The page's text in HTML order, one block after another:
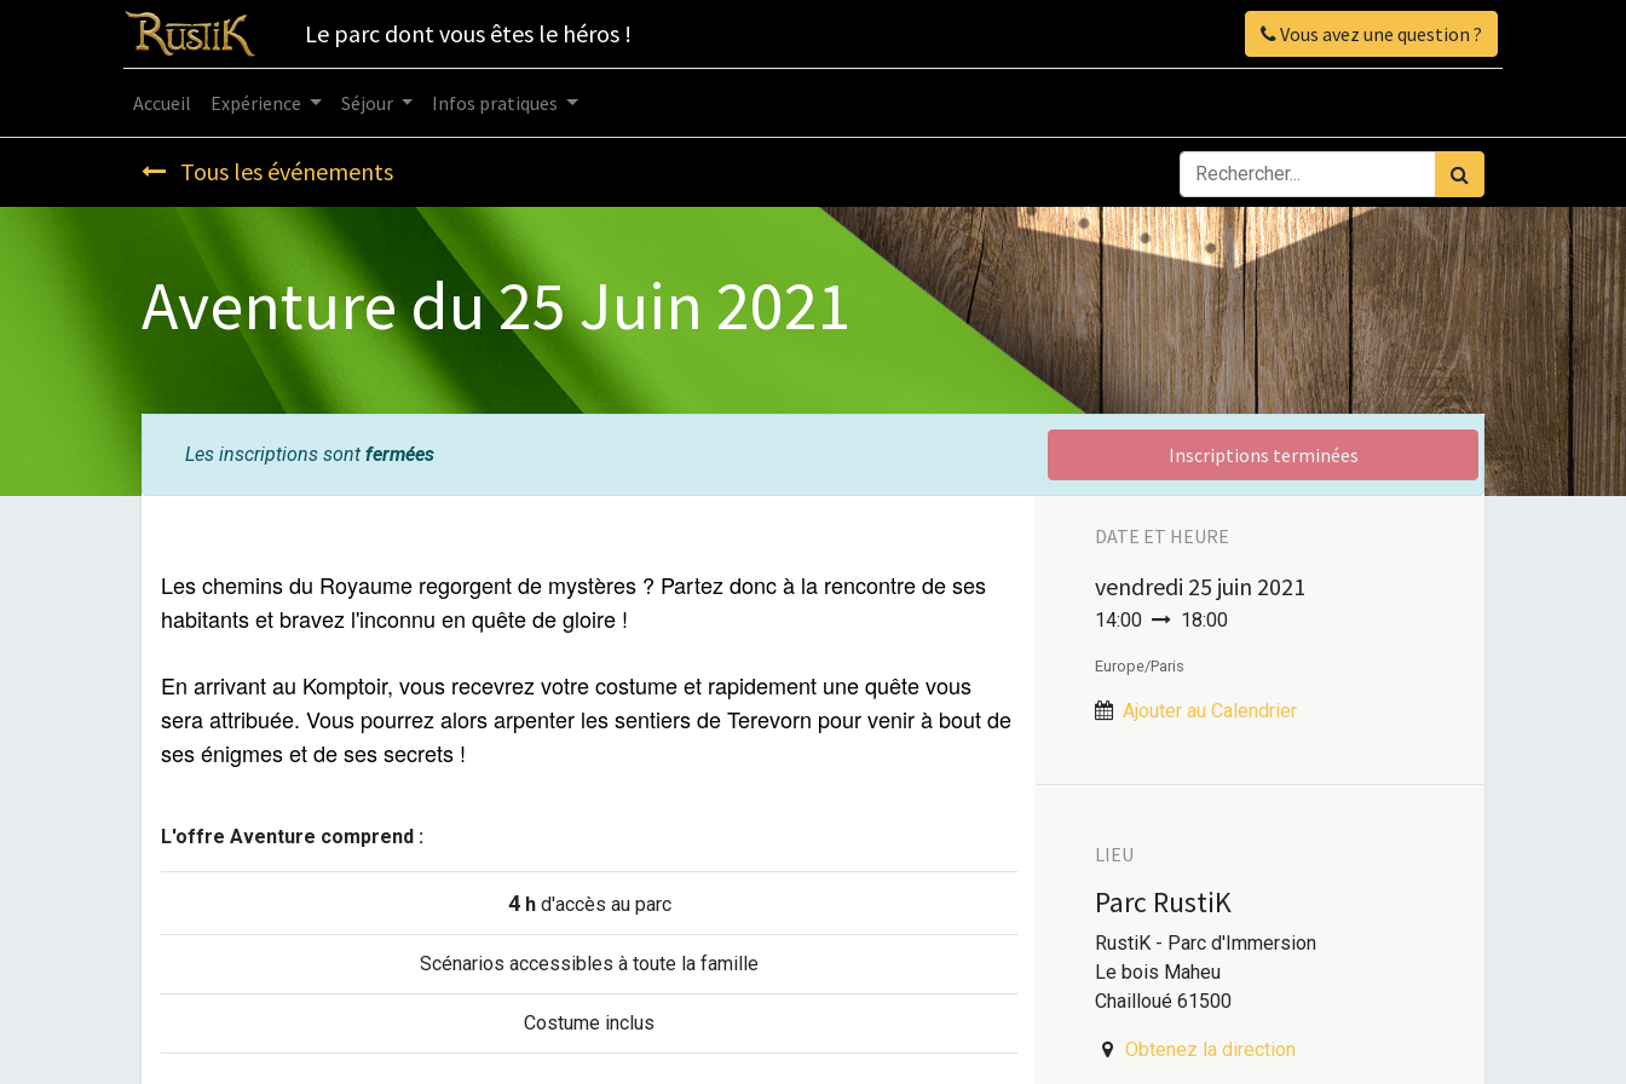
Le parc dont vous êtes le héros ! Vous avez une question ?
Accueil Expérience Séjour Infos pratiques
Tous les événements
Aventure du 25 Juin 2021
Les inscriptions sont fermées Inscriptions terminées
Les chemins du Royaume regorgent de mystères ? Partez donc à la rencontre de ses
habitants et bravez l'inconnu en quête de gloire !
En arrivant au Komptoir, vous recevrez votre costume et rapidement une quête vous
sera attribuée. Vous pourrez alors arpenter les sentiers de Terevorn pour venir à bout de
ses énigmes et de ses secrets !
L'offre Aventure comprend :
4 hd'accès au parc
Scénarios accessibles à toute la famille
Costume inclus
DATE ET HEURE
vendredi 25 juin 2021
14:00 18:00
Europe/Paris
Ajouter au Calendrier
LIEU
Parc RustiK
RustiK - Parc d'Immersion
Le bois Maheu
Chailloué 61500
Obtenez la direction